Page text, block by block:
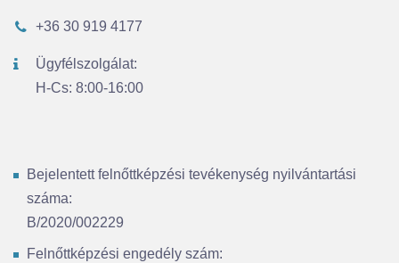
+36 30 919 4177
Ügyfélszolgálat:
H-Cs: 8:00-16:00
Bejelentett felnőttképzési tevékenység nyilvántartási
száma:
B/2020/002229
Felnőttképzési engedély szám: